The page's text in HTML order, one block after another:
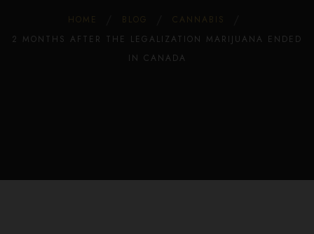
HOME BLOG
CANNABIS
2 MONTHS AFTER THE LEGALIZATION MARIJUANA ENDED
IN CANADA